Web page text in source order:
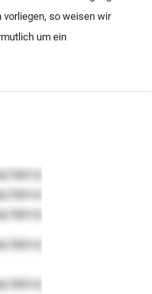
so weisen wir
um ein